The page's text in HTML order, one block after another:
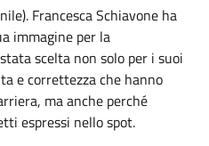
Francesca Schiavone ha
immagine per la
scelta non solo per i suoi
e correttezza che hanno
ma anche perché
espressi nello spot.